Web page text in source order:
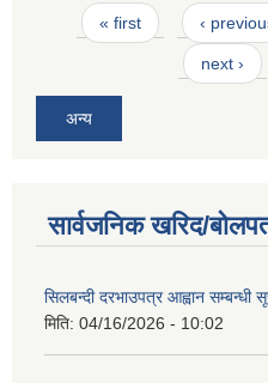
Pages
« first ‹
next ›
अन्य
सार्वजनिक खरिद/
सिलबन्दी दरभाउपत्र आह्वान सम्बन्धी
मिति: 04/16/2026 - 10:02